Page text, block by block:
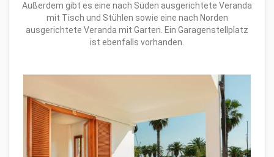
Außerdem gibt es eine nach Süden ausgerichtete Veranda
mit Tisch und Stühlen sowie eine nach Norden
ausgerichtete Veranda mit Garten. Ein Garagenstellplatz
ist ebenfalls vorhanden.